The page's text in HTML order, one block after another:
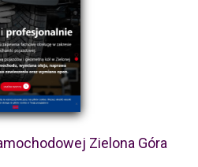
Zielona Góra